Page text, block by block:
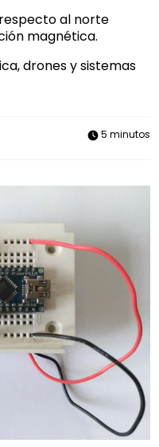
al norte
magnética.
drones y sistemas
5 minutos